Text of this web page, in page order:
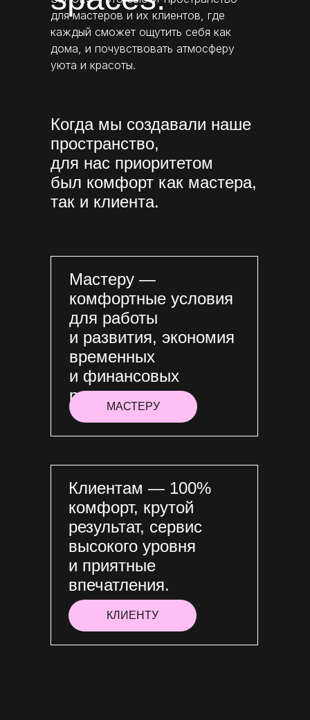
Когда мы создавали наше
пространство,
для нас приоритетом
был комфорт как мастера,
так и клиента.
для мастеров и их клиентов, где
каждый сможет ощутить себя как
дома, и почувствовать атмосферу
уюта и красоты.
КЛИЕНТУ
Клиентам — 100%
комфорт, крутой
результат, сервис
высокого уровня
и приятные
впечатления.
МАСТЕРУ
Мастеру —
комфортные условия
для работы
и развития, экономия
временных
и финансовых
ресурсов.
Мастеру